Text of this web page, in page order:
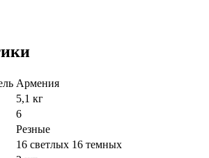
Армения
5,1 кг
6
Резные
16 светлых 16 темных